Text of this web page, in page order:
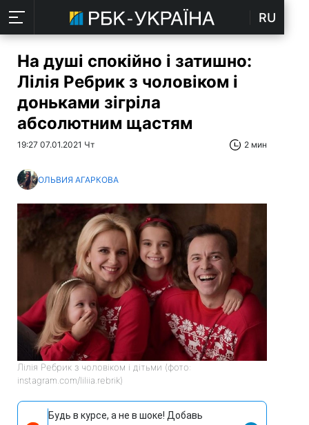
RU
На душі спокійно і затишно:
Лілія Ребрик з чоловіком і
доньками зігріла
абсолютним щастям
19:27 07.01.2021 Чт 2 мин
ОЛЬВИЯ АГАРКОВА
Лілія Ребрик з чоловіком і дітьми (фото:
instagram.com/liliia.rebrik)
Будь в курсе, а не в шоке! Добавь